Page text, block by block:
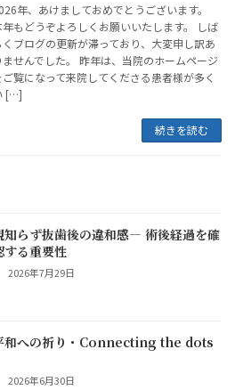
年、あけましておめでとうございます。
年もどうぞよろしくお願いいたします。 しば
くブログの更新が滞っており、大変申し訳あ
ませんでした。 昨年は、当院のホームページ
ご覧になって来院してくださる患者様が多く
[…]
続きを読む
知らず抜歯後の違和感― 術後経過を確
する重要性
2026年7月29日
和への祈り・Connecting the dots
2026年6月30日